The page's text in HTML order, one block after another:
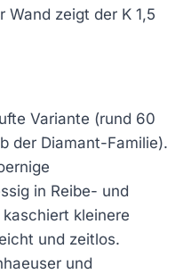
Wand zeigt der K 1,5
Variante (rund 60
der Diamant-Familie).
in Reibe- und
kleinere
und zeitlos.
und